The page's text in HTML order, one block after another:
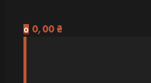
0 0,00 ₴